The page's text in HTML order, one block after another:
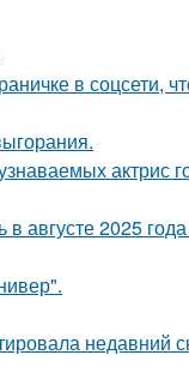
в соцсети,
актрис
августе 2025
недавний